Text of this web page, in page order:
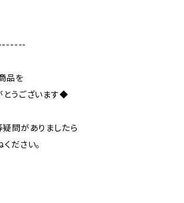
品を
とうございます◆
疑問がありましたら
ださい。